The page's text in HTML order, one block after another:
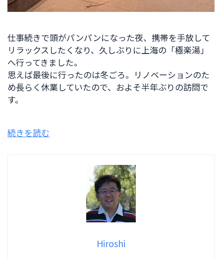
仕事続きで頭がパンパンになった夜、携帯を手放して
リラックスしたくなり、久しぶりに上海の「極楽湯」
へ行ってきました。
思えば最後に行ったのは冬ごろ。リノベーションのた
め長らく休業していたので、およそ半年ぶりの訪問で
す。
続きを読む
Hiroshi